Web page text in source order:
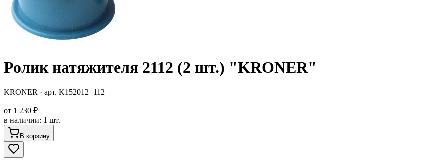
Ролик натяжителя 2112 (2 шт.) "KRONER"
KRONER · арт. K152012+112
от 1 230 ₽
в наличии: 1 шт.
В корзину